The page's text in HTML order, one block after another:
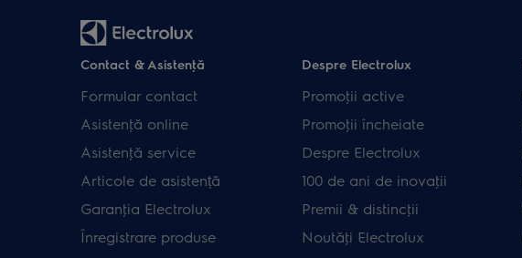
Contact & Asistenţă
Formular contact
Asistenţă online
Asistenţă service
Articole de asistență
Garanţia Electrolux
Înregistrare produse
Despre Electrolux
Promoţii active
Promoţii încheiate
Despre Electrolux
100 de ani de inovaţii
Premii & distincţii
Noutăţi Electrolux